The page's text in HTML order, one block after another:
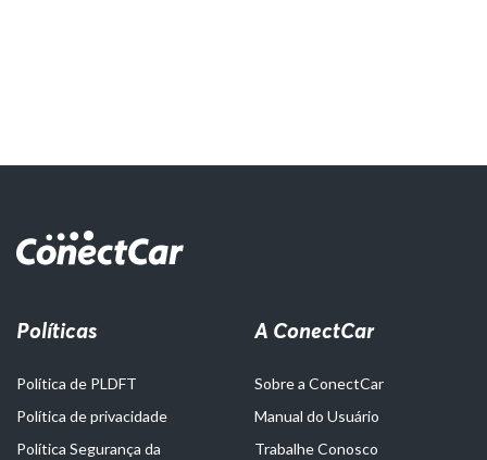
Políticas
Política de PLDFT
Política de privacidade
Política Segurança da
A ConectCar
Sobre a ConectCar
Manual do Usuário
Trabalhe Conosco